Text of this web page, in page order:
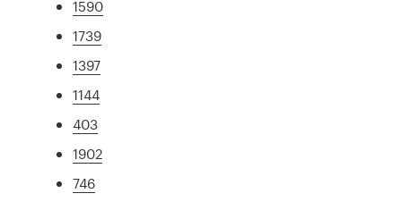
1590
1739
1397
1144
403
1902
746